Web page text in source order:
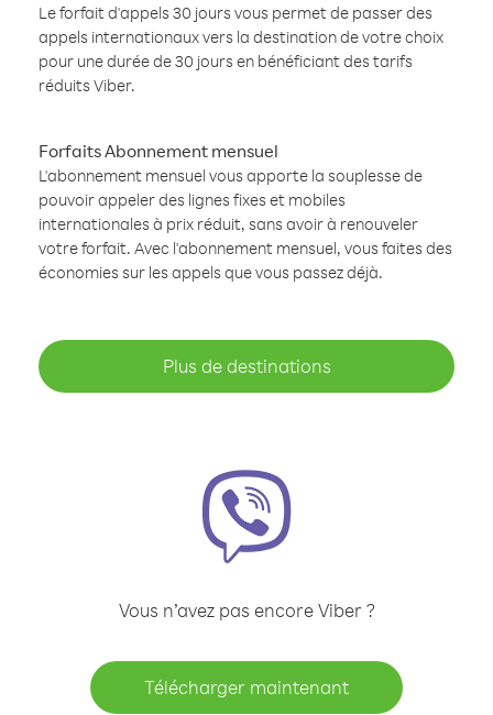
Le forfait d'appels 30 jours vous permet de passer des
appels internationaux vers la destination de votre choix
pour une durée de 30 jours en bénéficiant des tarifs
réduits Viber.
Forfaits Abonnement mensuel
L'abonnement mensuel vous apporte la souplesse de
pouvoir appeler des lignes fixes et mobiles
internationales à prix réduit, sans avoir à renouveler
votre forfait. Avec l'abonnement mensuel, vous faites des
économies sur les appels que vous passez déjà.
Plus de destinations
Vous n’avez pas encore Viber ?
Télécharger maintenant